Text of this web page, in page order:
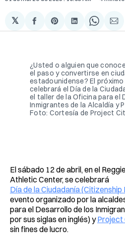
𝕏
Compartir
en
Share
on
Compartir
en
Share
on
¿Usted o alguien que
el paso y convertirse en
estadounidense? El próximo
celebrará el Día de la
el taller de la Oficina para el
Inmigrantes de la Alcaldía y
Foto: Cortesía de Project
El sábado 12 de abril, en el
Athletic Center, se celebrará
Día de la Ciudadanía
evento organizado por la
para el Desarrollo de los
por sus siglas en inglés) yProject
sin fines de lucro.